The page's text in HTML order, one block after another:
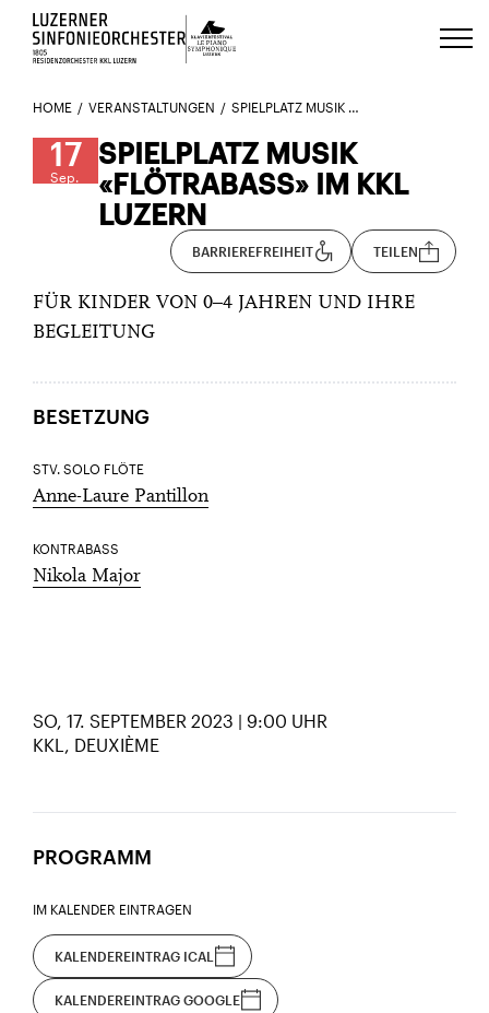
Luzerns Klavierfestival «Le Piano
HOME VERANSTALTUNGEN SPIELPLATZ MUSIK «FLÖTRABASS» IM KKL LUZERN 1
17
Sep.
SPIELPLATZ MUSIK
«FLÖTRABASS» IM KKL
LUZERN
BARRIEREFREIHEIT TEILEN
FÜR KINDER VON 0–4 JAHREN UND IHRE
BEGLEITUNG
BESETZUNG
STV. SOLO FLÖTE
Anne-Laure Pantillon
KONTRABASS
Nikola Major
SO, 17. SEPTEMBER 2023 | 9:00 UHR
KKL, DEUXIÈME
PROGRAMM
IM KALENDER EINTRAGEN
KALENDEREINTRAG ICAL
KALENDEREINTRAG GOOGLE